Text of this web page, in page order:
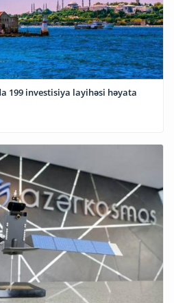
199 investisiya layihəsi həyata